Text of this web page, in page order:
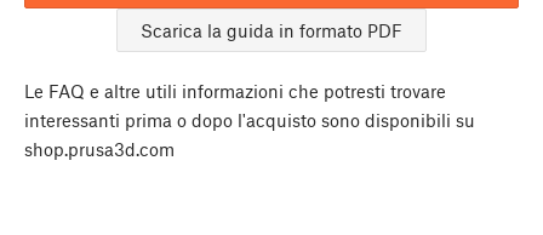
Scarica la guida in formato PDF
Le FAQ e altre utili informazioni che potresti trovare
interessanti prima o dopo l'acquisto sono disponibili su
shop.prusa3d.com